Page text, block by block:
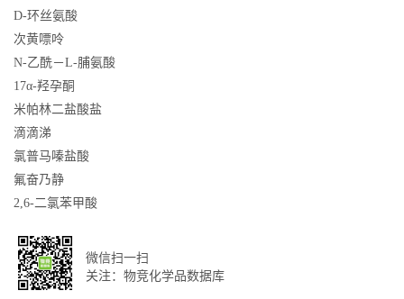
D-环丝氨酸
次黄嘌呤
N-乙酰－L-脯氨酸
17α-羟孕酮
米帕林二盐酸盐
滴滴涕
氯普马嗪盐酸
氟奋乃静
2,6-二氯苯甲酸
微信扫一扫
关注：物竞化学品数据库